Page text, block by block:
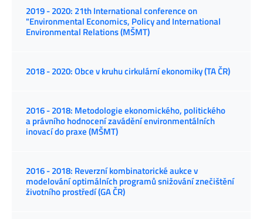
2019 - 2020: 21th International conference on
"Environmental Economics, Policy and International
Environmental Relations (MŠMT)
2018 - 2020: Obce v kruhu cirkulární ekonomiky (TA ČR)
2016 - 2018: Metodologie ekonomického, politického
a právního hodnocení zavádění environmentálních
inovací do praxe (MŠMT)
2016 - 2018: Reverzní kombinatorické aukce v
modelování optimálních programů snižování znečištění
životního prostředí (GA ČR)